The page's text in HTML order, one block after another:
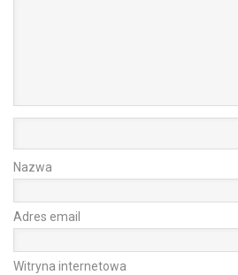
Nazwa
Adres email
Witryna internetowa